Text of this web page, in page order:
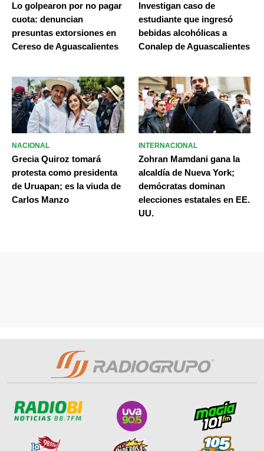
Lo golpearon por no pagar
cuota: denuncian
presuntas extorsiones en
Cereso de Aguascalientes
Investigan caso de
estudiante que ingresó
bebidas alcohólicas a
Conalep de Aguascalientes
NACIONAL
Grecia Quiroz tomará
protesta como presidenta
de Uruapan; es la viuda de
Carlos Manzo
INTERNACIONAL
Zohran Mamdani gana la
alcaldía de Nueva York;
demócratas dominan
elecciones estatales en EE.
UU.